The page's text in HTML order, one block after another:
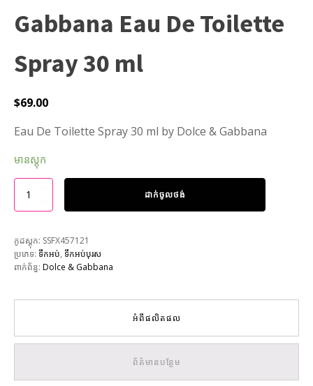
Gabbana Eau De Toilette
Spray 30 ml
$69.00
Eau De Toilette Spray 30 ml by Dolce & Gabbana
មានស្តុក
ដាក់ចូលថង់
កូដស្តុក: SSFX457121
ប្រភេទ: ទឹកអប់, ទឹកអប់បុរស
ពាក់ព័ន្ធ: Dolce & Gabbana
អំពីផលិតផល
ព័ត៌មានបន្ថែម